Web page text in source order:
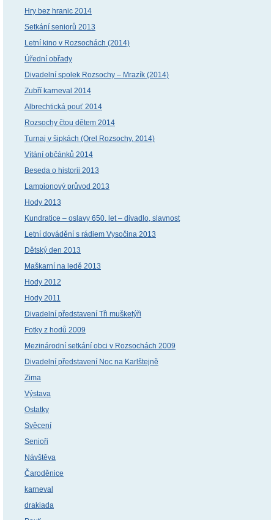
Hry bez hranic 2014
Setkání seniorů 2013
Letní kino v Rozsochách (2014)
Úřední obřady
Divadelní spolek Rozsochy – Mrazík (2014)
Zubří karneval 2014
Albrechtická pouť 2014
Rozsochy čtou dětem 2014
Turnaj v šipkách (Orel Rozsochy, 2014)
Vítání občánků 2014
Beseda o historii 2013
Lampionový průvod 2013
Hody 2013
Kundratice – oslavy 650. let – divadlo, slavnost
Letní dovádění s rádiem Vysočina 2013
Dětský den 2013
Maškarní na ledě 2013
Hody 2012
Hody 2011
Divadelní představení Tři mušketýři
Fotky z hodů 2009
Mezinárodní setkání obci v Rozsochách 2009
Divadelní představení Noc na Karlštejně
Zima
Výstava
Ostatky
Svěcení
Senioři
Návštěva
Čaroděnice
karneval
drakiada